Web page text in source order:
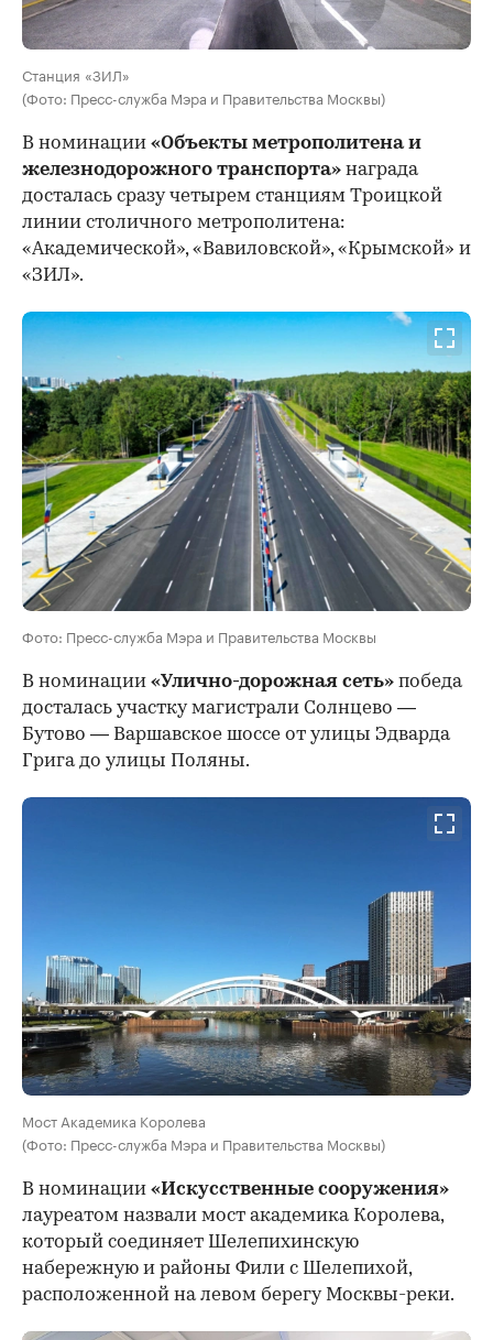
Станция «ЗИЛ»
(Фото: Пресс-служба Мэра и Правительства Москвы)
В номинации «Объекты метрополитена и
железнодорожного транспорта» награда
досталась сразу четырем станциям Троицкой
линии столичного метрополитена:
«Академической», «Вавиловской», «Крымской» и
«ЗИЛ».
Фото: Пресс-служба Мэра и Правительства Москвы
В номинации «Улично-дорожная сеть» победа
досталась участку магистрали Солнцево —
Бутово — Варшавское шоссе от улицы Эдварда
Грига до улицы Поляны.
Мост Академика Королева
(Фото: Пресс-служба Мэра и Правительства Москвы)
В номинации «Искусственные сооружения»
лауреатом назвали мост академика Королева,
который соединяет Шелепихинскую
набережную и районы Фили с Шелепихой,
расположенной на левом берегу Москвы-реки.